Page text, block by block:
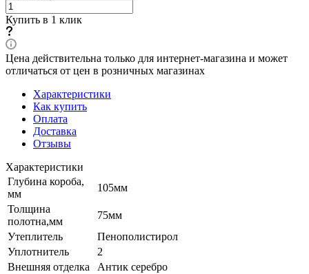
Купить в 1 клик
Цена действительна только для интернет-магазина и может
отличаться от цен в розничных магазинах
Характеристики
Как купить
Оплата
Доставка
Отзывы
Характеристики
Глубина короба,
мм
105мм
Толщина
полотна,мм
75мм
Утеплитель
Пенополистирол
Уплотнитель
2
Внешняя отделка
Антик серебро